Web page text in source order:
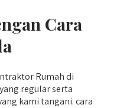
Cara
Rumah di
regular serta
kami tangani. cara